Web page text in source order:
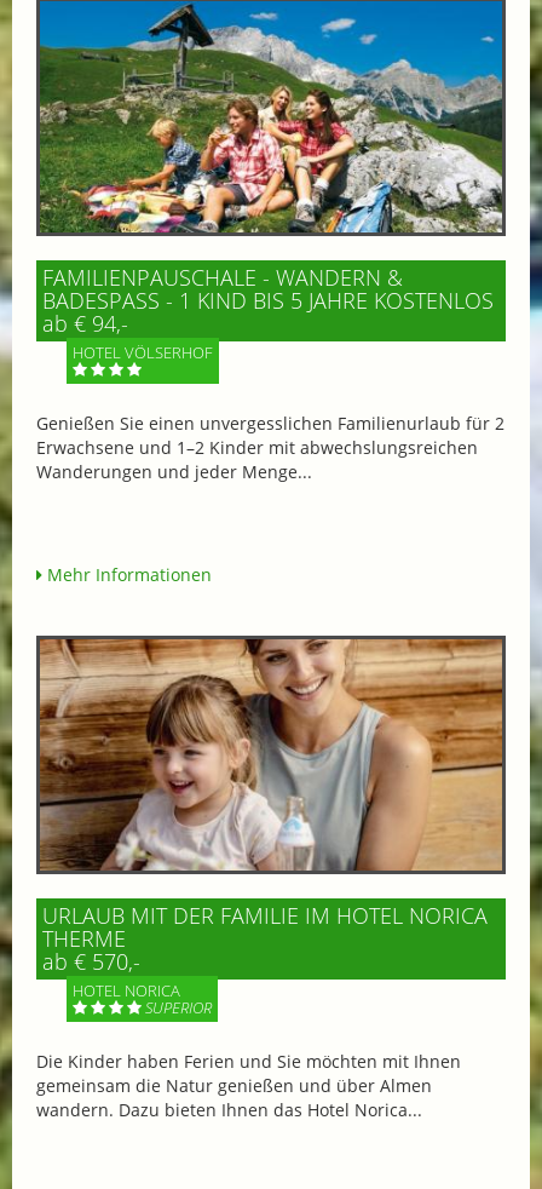
FAMILIENPAUSCHALE - WANDERN &
BADESPASS - 1 KIND BIS 5 JAHRE KOSTENLOS
ab € 94,-
HOTEL VÖLSERHOF
Genießen Sie einen unvergesslichen Familienurlaub für 2
Erwachsene und 1–2 Kinder mit abwechslungsreichen
Wanderungen und jeder Menge...
Mehr Informationen
URLAUB MIT DER FAMILIE IM HOTEL NORICA
THERME
ab € 570,-
HOTEL NORICA
SUPERIOR
Die Kinder haben Ferien und Sie möchten mit Ihnen
gemeinsam die Natur genießen und über Almen
wandern. Dazu bieten Ihnen das Hotel Norica...